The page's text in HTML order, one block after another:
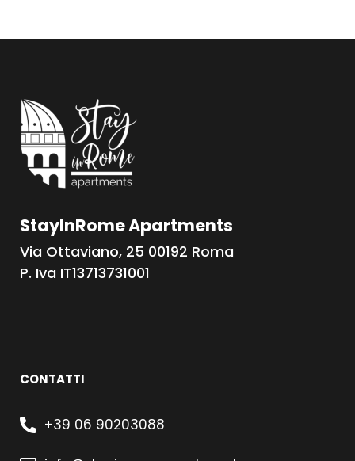
StayInRome Apartments
Via Ottaviano, 25 00192 Roma
P. Iva IT13713731001
CONTATTI
+39 06 90203088